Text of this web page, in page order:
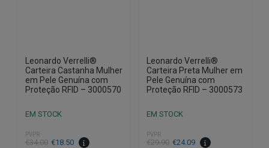
Leonardo Verrelli®
Carteira Castanha Mulher
em Pele Genuína com
Proteção RFID – 3000570
EM STOCK
PVPR
€34.00
O
€18.50
O
Leonardo Verrelli®
Carteira Preta Mulher em
Pele Genuína com
Proteção RFID – 3000573
EM STOCK
PVPR
€29.90
O
€24.09
O